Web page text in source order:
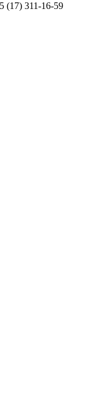
(17) 311-16-59